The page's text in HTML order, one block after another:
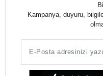
Kampanya, duyuru,